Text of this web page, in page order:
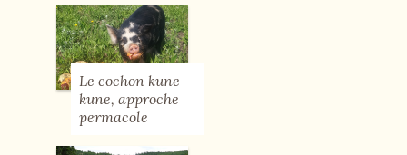
Le cochon kune
kune, approche
permacole